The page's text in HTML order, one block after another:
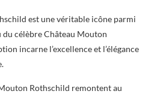
est une véritable icône parmi
du célèbre Château Mouton
incarne l’excellence et l’élégance
Rothschild remontent au